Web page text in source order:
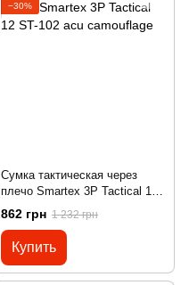
−30%
Сумка тактическая через
плечо Smartex 3P Tactical 12
ST-102 acu camouflage
862 грн 1 232 грн
Купить